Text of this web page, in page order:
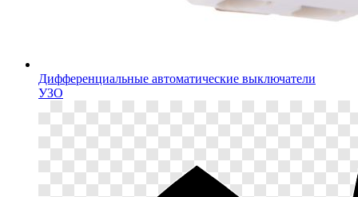
Дифференциальные автоматические выключатели
УЗО